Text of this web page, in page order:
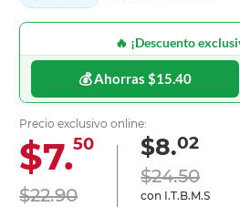
🔥 ¡Descuento
💰 Ahorras $15.40
Precio exclusivo online:
$7.50
$22.90
$8.02
$24.50
con I.T.B.M.S